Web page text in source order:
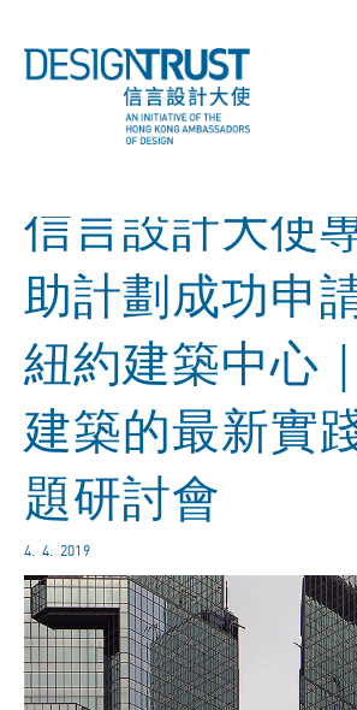
信言設計大使
助計劃成功申
紐約建築中心
建築的最新實
題研討會
4. 4. 2019